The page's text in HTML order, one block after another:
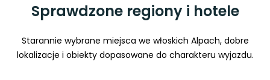
Sprawdzone regiony i hotele
Starannie wybrane miejsca we włoskich Alpach, dobre
lokalizacje i obiekty dopasowane do charakteru wyjazdu.